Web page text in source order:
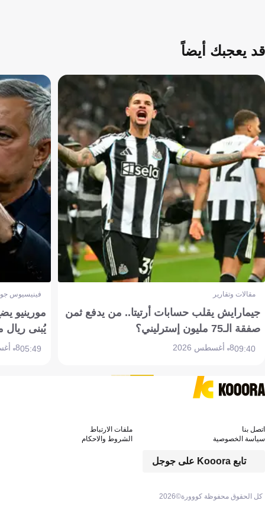
قد يعجبك أيضاً
مقالات وتقارير
جيمارايش يقلب حسابات أرتيتا.. من يدفع ثمن
صفقة الـ75 مليون إسترليني؟
09:408 أغسطس 2026
فينيسيوس
مورينيو
يُبنى ريال
05:498 أغسطس 2026
كل الحقوق محفوظة كووورة©2026
تابع Kooora على جوجل
اتصل بنا
ملفات الارتباط
سياسة الخصوصية
الشروط والاحكام